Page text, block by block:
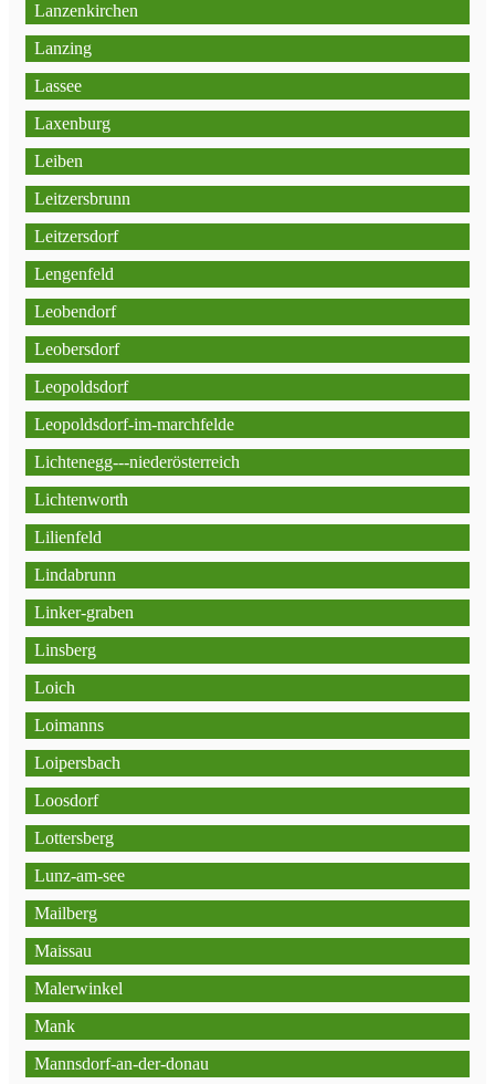
Lanzenkirchen
Lanzing
Lassee
Laxenburg
Leiben
Leitzersbrunn
Leitzersdorf
Lengenfeld
Leobendorf
Leobersdorf
Leopoldsdorf
Leopoldsdorf-im-marchfelde
Lichtenegg---niederösterreich
Lichtenworth
Lilienfeld
Lindabrunn
Linker-graben
Linsberg
Loich
Loimanns
Loipersbach
Loosdorf
Lottersberg
Lunz-am-see
Mailberg
Maissau
Malerwinkel
Mank
Mannsdorf-an-der-donau